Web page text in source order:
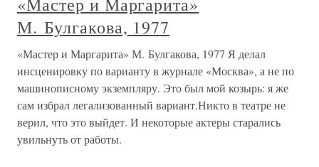
М. Булгакова, 1977
«Мастер и Маргарита» М. Булгакова, 1977 Я делал
инсценировку по варианту в журнале «Москва», а не по
машинописному экземпляру. Это был мой козырь: я же
сам избрал легализованный вариант.Никто в театре не
верил, что это выйдет. И некоторые актеры старались
увильнуть от работы.